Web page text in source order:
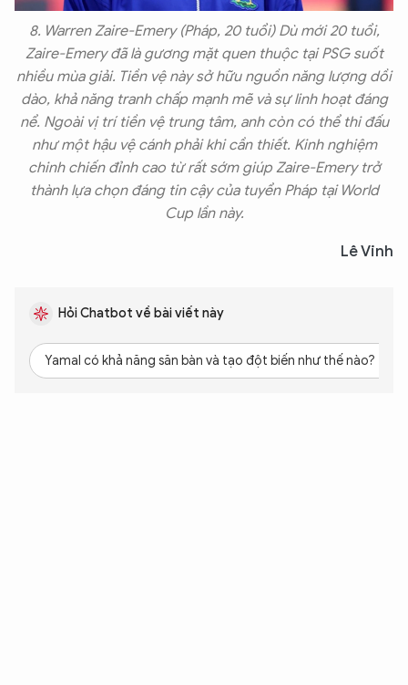
8. Warren Zaire-Emery (Pháp, 20 tuổi) Dù mới 20 tuổi,
Zaire-Emery đã là gương mặt quen thuộc tại PSG suốt
nhiều mùa giải. Tiền vệ này sở hữu nguồn năng lượng dồi
dào, khả năng tranh chấp mạnh mẽ và sự linh hoạt đáng
nể. Ngoài vị trí tiền vệ trung tâm, anh còn có thể thi đấu
như một hậu vệ cánh phải khi cần thiết. Kinh nghiệm
chinh chiến đỉnh cao từ rất sớm giúp Zaire-Emery trở
thành lựa chọn đáng tin cậy của tuyển Pháp tại World
Cup lần này.
Lê Vinh
Hỏi Chatbot về bài viết này
Yamal có khả năng săn bàn và tạo đột biến như thế nào?
XIN CHÀO,
TÔI LÀ CHATBOT CỦA